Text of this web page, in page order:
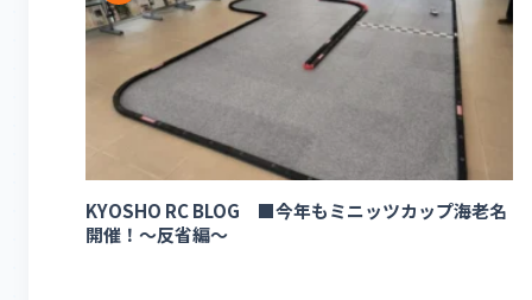
KYOSHO RC BLOG ■今年もミニッツカップ海老名
開催！～反省編～